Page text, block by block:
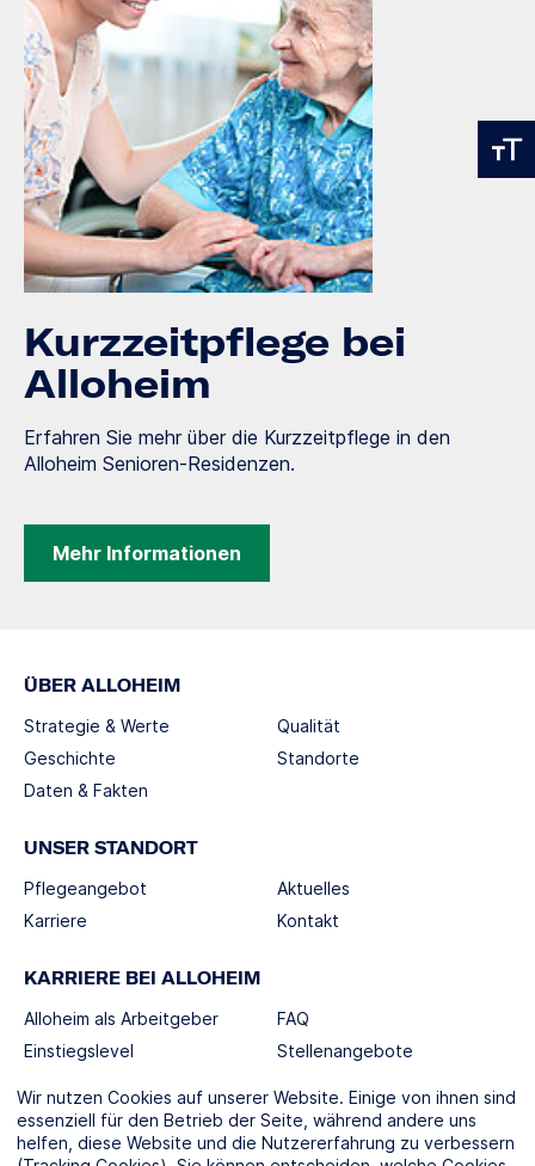
Kurzzeitpflege bei
Alloheim
Erfahren Sie mehr über die Kurzzeitpflege in den
Alloheim Senioren-Residenzen.
Mehr Informationen
ÜBER ALLOHEIM
Strategie & Werte
Geschichte
Daten & Fakten
Qualität
Standorte
UNSER STANDORT
Pflegeangebot
Karriere
Aktuelles
Kontakt
KARRIERE BEI ALLOHEIM
Alloheim als Arbeitgeber
Einstiegslevel
FAQ
Stellenangebote
SOCIAL MEDIA
Wir nutzen Cookies auf unserer Website. Einige von ihnen sind
essenziell für den Betrieb der Seite, während andere uns
helfen, diese Website und die Nutzererfahrung zu verbessern